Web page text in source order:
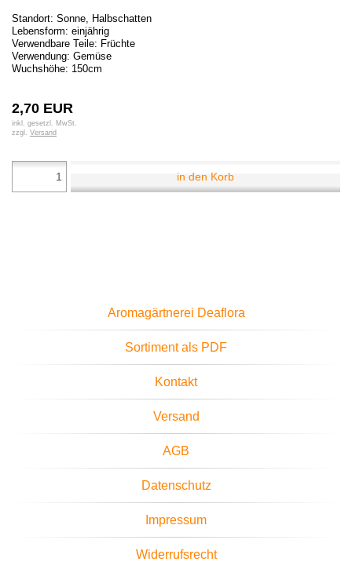
Standort: Sonne, Halbschatten
Lebensform: einjährig
Verwendbare Teile: Früchte
Verwendung: Gemüse
Wuchshöhe: 150cm
2,70 EUR
inkl. gesetzl. MwSt.
zzgl. Versand
in den Korb
Aromagärtnerei Deaflora
Sortiment als PDF
Kontakt
Versand
AGB
Datenschutz
Impressum
Widerrufsrecht